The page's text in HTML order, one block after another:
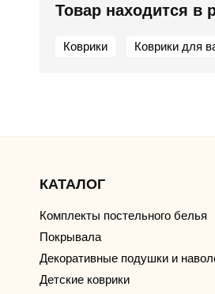
Товар находится в
Коврики Коврики для
КАТАЛОГ
Комплекты постельного белья
Покрывала
Декоративные подушки и
Детские коврики